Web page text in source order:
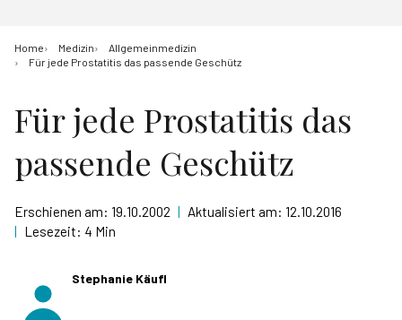
Home Medizin
Allgemeinmedizin
Für jede Prostatitis das passende Geschütz
Für jede Prostatitis das
passende Geschütz
Erschienen am: 19.10.2002 | Aktualisiert am: 12.10.2016
| Lesezeit: 4 Min
Stephanie Käufl